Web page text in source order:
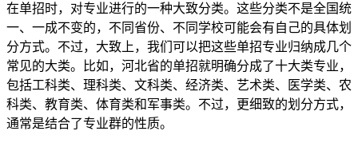
在单招时，对专业进行的一种大致分类。这些分类不是全国统
一、一成不变的，不同省份、不同学校可能会有自己的具体划
分方式。不过，大致上，我们可以把这些单招专业归纳成几个
常见的大类。比如，河北省的单招就明确分成了十大类专业，
包括工科类、理科类、文科类、经济类、艺术类、医学类、农
科类、教育类、体育类和军事类。不过，更细致的划分方式，
通常是结合了专业群的性质。